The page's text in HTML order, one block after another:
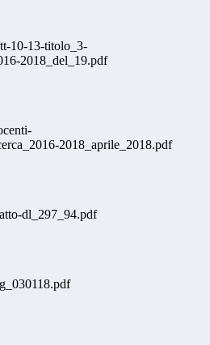
10-13-titolo_3-
2018_del_19.pdf
2018_aprile_2018.pdf
dl_297_94.pdf